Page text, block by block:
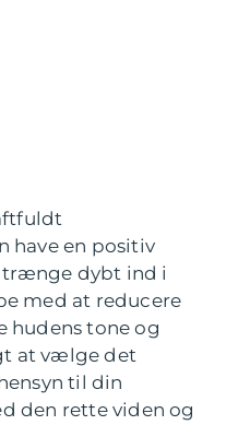
have en positiv
trænge dybt ind i
med at reducere
hudens tone og
at vælge det
til din
den rette viden og